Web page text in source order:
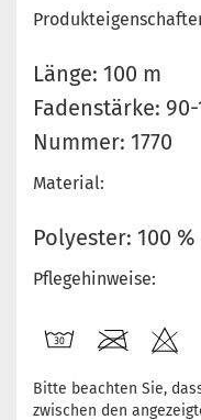
Länge: 100 m
Fadenstärke: 90-
Nummer: 1770
Material:
Polyester: 100 %
Pflegehinweise:
Bitte beachten Sie,
zwischen den